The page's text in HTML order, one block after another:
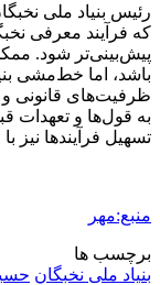
رئیس بنیاد ملی
که فرآیند معرفی
پیش‌بینی‌تر شود.
باشد، اما خط‌مشی
ظرفیت‌های قانونی
به قول‌ها و تعهدات
تسهیل فرآیندها نیز
منبع:مهر
برچسب ها
بنیاد ملی نخبگان